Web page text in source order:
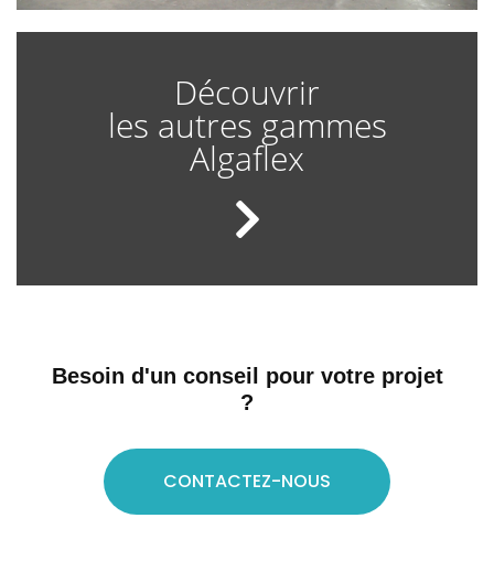
Découvrir
les autres gammes
Algaflex
Besoin d'un conseil pour votre projet
?
CONTACTEZ-NOUS